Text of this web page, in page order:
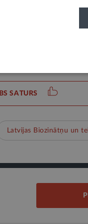
par LLU
SATURS
Latvijas Biozinātņu un